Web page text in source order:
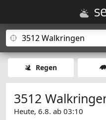
Regen
3512
Heute, 6.8. ab 03:10